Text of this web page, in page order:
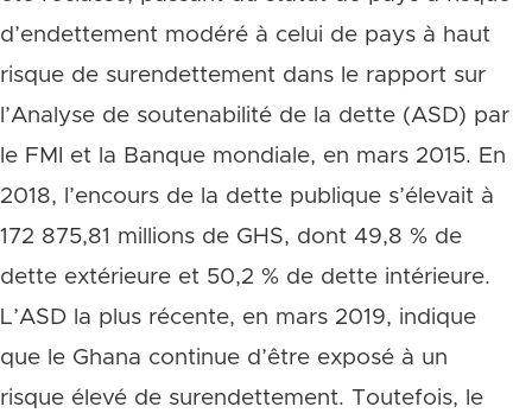
d’endettement modéré à celui de pays à haut
risque de surendettement dans le rapport sur
l’Analyse de soutenabilité de la dette (ASD) par
le FMI et la Banque mondiale, en mars 2015. En
2018, l’encours de la dette publique s’élevait à
172 875,81 millions de GHS, dont 49,8 % de
dette extérieure et 50,2 % de dette intérieure.
L’ASD la plus récente, en mars 2019, indique
que le Ghana continue d’être exposé à un
risque élevé de surendettement. Toutefois, le